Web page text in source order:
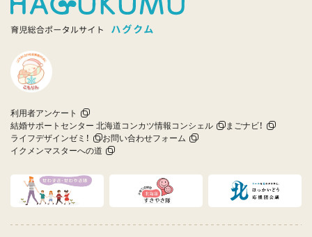
利用者アンケート
結婚サポートセンター 北海道コンカツ情報コンシェル
まごナビ！
ライフデザインゼミ！
お問い合わせフォーム
イクメンマスターへの道